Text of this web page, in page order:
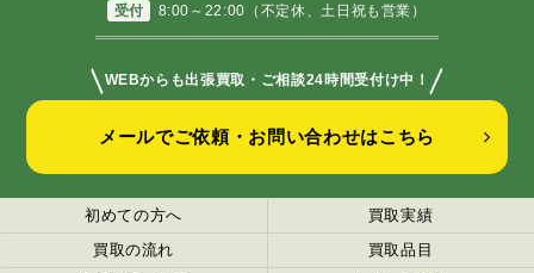
受付
8:00～22:00（不定休、土日祝も営業）
＼WEBからも出張買取・ご相談24時間受付け中！ ／
メールでご依頼・お問い合わせはこちら
初めての方へ
買取実績
買取の流れ
買取品目